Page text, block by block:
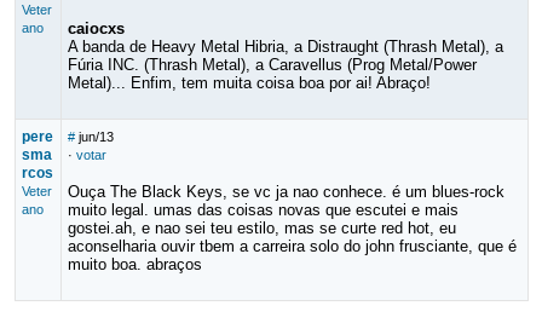
Veter
ano
caiocxs
A banda de Heavy Metal Hibria, a Distraught (Thrash Metal), a
Fúria INC. (Thrash Metal), a Caravellus (Prog Metal/Power
Metal)... Enfim, tem muita coisa boa por ai! Abraço!
pere
sma
rcos
Veter
ano
# jun/13
· votar
Ouça The Black Keys, se vc ja nao conhece. é um blues-rock
muito legal. umas das coisas novas que escutei e mais
gostei.ah, e nao sei teu estilo, mas se curte red hot, eu
aconselharia ouvir tbem a carreira solo do john frusciante, que é
muito boa. abraços